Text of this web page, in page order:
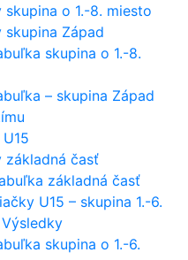
skupina o 1.-8. miesto
skupina Západ
skupina o 1.-8.
– skupina Západ
základná časť
základná časť
U15 – skupina 1.-6.
skupina o 1.-6.